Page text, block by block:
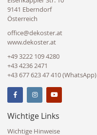
9141 Eberndorf
Österreich
office@dekoster.at
www.dekoster.at
+49 3222 109 4280
+43 4236 2471
+43 677 623 47 410 (WhatsApp)
Wichtige Links
Wichtige Hinweise